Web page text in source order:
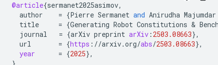
@article{sermanet2025asimov,
author
= {Pierre Sermanet and Anirudha Majumdar
title
= {Generating Robot Constitutions &
journal
= {arXiv preprint arXiv : 2503.08663},
url
= {https : //arxiv.org/abs/2503.08663},
year
= {2025},